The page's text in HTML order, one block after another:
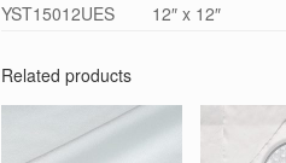
YST15012UES
12″ x 12″
Related products